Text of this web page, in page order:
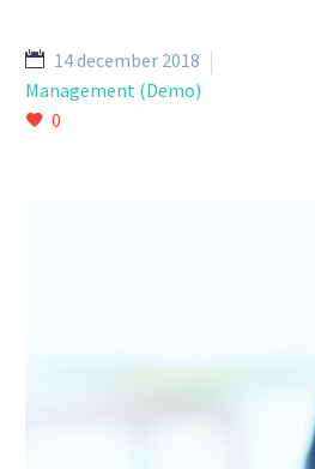
14 december 2018
Management (Demo)
0